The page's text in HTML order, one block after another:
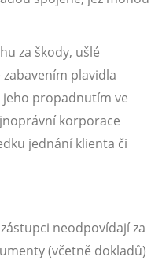
za škody, ušlé
plavidla
propadnutím ve
korporace
jednání klienta či
neodpovídají za
(včetně dokladů)